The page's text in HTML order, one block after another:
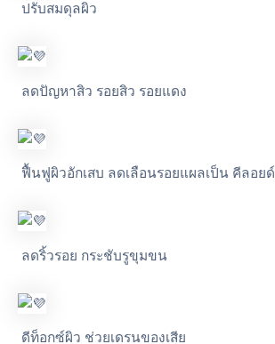
ปรับสมดุลผิว
ลดปัญหาสิว รอยสิว รอยแดง
ฟื้นฟูผิวอักเสบ ลดเลือนรอยแผลเป็น คีลอยด์
ลดริ้วรอย กระชับรูขุมขน
ดีท็อกซ์ผิว ช่วยเดรนของเสีย